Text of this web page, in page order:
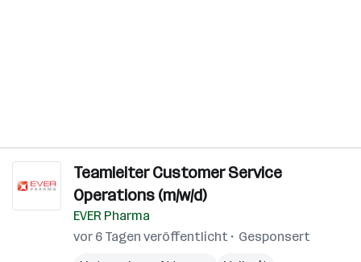
Teamleiter Customer Service
Operations (m/w/d)
EVER Pharma
vor 6 Tagen veröffentlicht
Gesponsert